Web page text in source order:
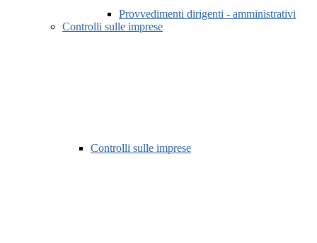
Provvedimenti dirigenti - amministrativi
Controlli sulle imprese
Controlli sulle imprese